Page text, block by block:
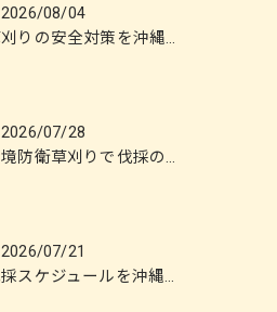
2026/08/04
草刈りの安全対策を沖縄県島尻郡与那原町で徹底するコツとプロの伐採施工ポイント
2026/07/28
環境防衛草刈りで伐採のプロフェッショナルが解説する安全と施工管理のポイント
2026/07/21
伐採スケジュールを沖縄県中頭郡嘉手納町で立てる草刈りのプロフェッショナルによる伐採施工とタイミングのポイント